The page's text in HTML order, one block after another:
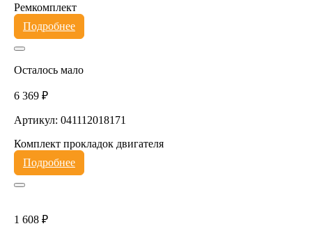
Ремкомплект
Подробнее
Осталось мало
6 369 ₽
Артикул: 041112018171
Комплект прокладок двигателя
Подробнее
1 608 ₽